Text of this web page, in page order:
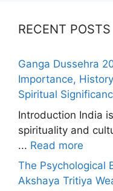
RECENT POSTS
Ganga Dussehra
Importance,
Spiritual
Introduction India
spirituality and
... Read more
The Psychological
Akshaya Tritiya